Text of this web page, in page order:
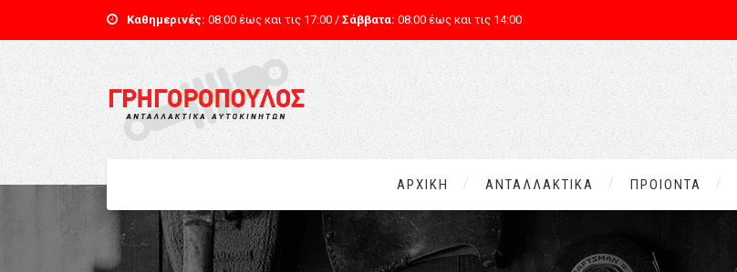
Καθημερινές: 08:00 έως και τις 17:00 / Σάββατα: 08:00 έως και τις 14:00
ΑΡΧΙΚΗ ΑΝΤΑΛΛΑΚΤΙΚΑ ΠΡΟΙΟΝΤΑ